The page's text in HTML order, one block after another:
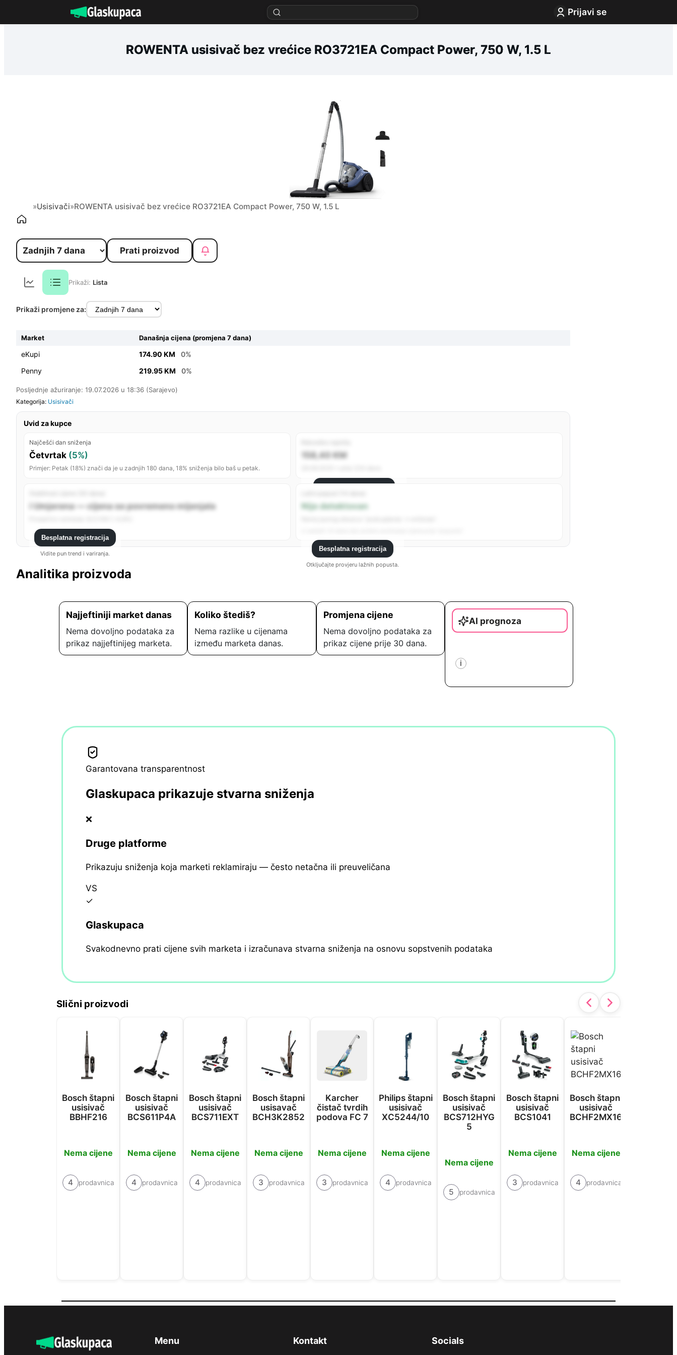
na
Prijavi se
ROWENTA usisivač bez vrećice RO3721EA Compact Power, 750 W, 1.5 L
»Usisivači»ROWENTA usisivač bez vrećice RO3721EA Compact Power, 750 W, 1.5 L
Prati proizvod
Prikaži: Lista
Prikaži promjene za:
Market Današnja cijena (promjena 7 dana)
eKupi 174.90 KM
0%
Penny
219.95 KM 0%
Posljednje ažuriranje: 19.07.2026 u 18:36 (Sarajevo)
Kategorija: Usisivači
Uvid za kupce
Najčešći dan sniženja
Četvrtak (5%)
Primjer: Petak (18%) znači da je u zadnjih 180 dana, 18% sniženja bilo baš u petak.
158,40 KM
Registrujte se da vidite sve analitike.
ℹ️ Umjerena — cijena se povremeno mijenjala
Besplatna registracija
Vidite pun trend i variranja.
Nije detektovan
Besplatna registracija
Otključajte provjeru lažnih popusta.
Analitika proizvoda
Najjeftiniji market danas
Nema dovoljno podataka za
prikaz najjeftinijeg marketa.
Koliko štediš?
Nema razlike u cijenama
između marketa danas.
Promjena cijene
Nema dovoljno podataka za
prikaz cijene prije 30 dana.
AI prognoza
i
Garantovana transparentnost
Glaskupaca prikazuje stvarna sniženja
❌
Druge platforme
Prikazuju sniženja koja marketi reklamiraju — često netačna ili preuveličana
VS
✓
Glaskupaca
Svakodnevno prati cijene svih marketa i izračunava stvarna sniženja na osnovu sopstvenih podataka
Slični proizvodi
Bosch štapni
usisivač
BBHF216
Nema cijene
4 prodavnica
Bosch štapni
usisivač
BCS611P4A
Nema cijene
4 prodavnica
Bosch štapni
usisivač
BCS711EXT
Nema cijene
4 prodavnica
Bosch štapni
usisavač
BCH3K2852
Nema cijene
3 prodavnica
Karcher
čistač tvrdih
podova FC 7
Nema cijene
3 prodavnica
Philips štapni
usisivač
XC5244/10
Nema cijene
4 prodavnica
Bosch štapni
usisivač
BCS712HYG
5
Nema cijene
5 prodavnica
Bosch štapni
usisivač
BCS1041
Nema cijene
3 prodavnica
Bosch štapni
usisivač
BCHF2MX16
Nema cijene
4 prodavnica
Menu Kontakt Socials